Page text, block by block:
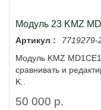
Модуль 23 KMZ
Артикул :
7719279-
Модуль KMZ
сравнивать и
K..
50 000 р.